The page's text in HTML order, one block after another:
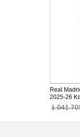
Real
2025-26
1